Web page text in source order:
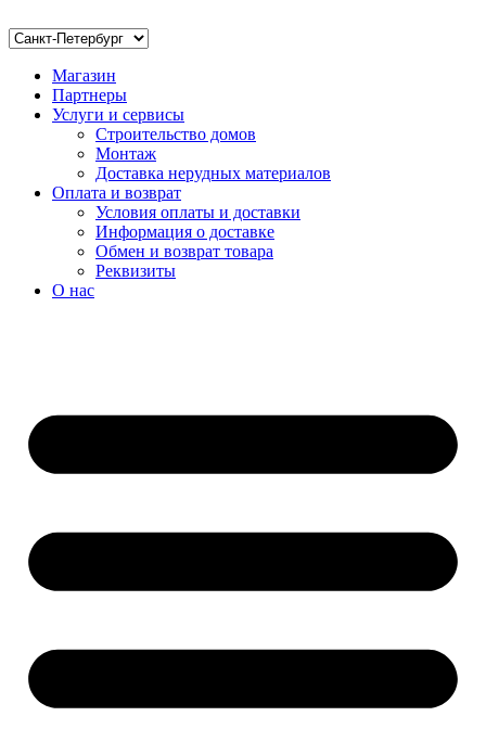
Магазин
Партнеры
Услуги и сервисы
Строительство домов
Монтаж
Доставка нерудных материалов
Оплата и возврат
Условия оплаты и доставки
Информация о доставке
Обмен и возврат товара
Реквизиты
О нас